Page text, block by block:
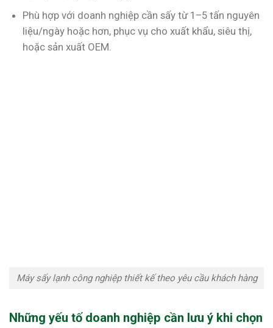
Phù hợp với doanh nghiệp cần sấy từ 1–5 tấn nguyên
liệu/ngày hoặc hơn, phục vụ cho xuất khẩu, siêu thị,
hoặc sản xuất OEM.
Máy sấy lạnh công nghiệp thiết kế theo yêu cầu khách hàng
Những yếu tố doanh nghiệp cần lưu ý khi chọn